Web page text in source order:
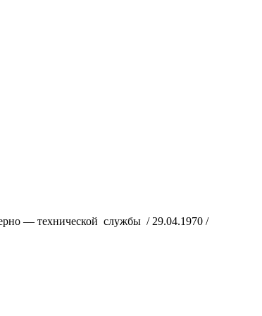
— технической службы / 29.04.1970 /